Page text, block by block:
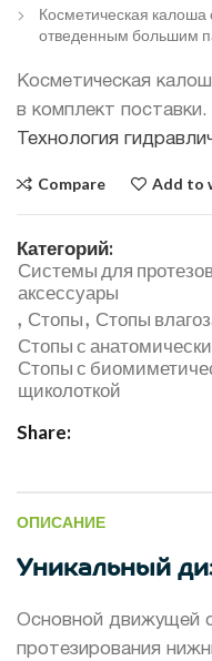
Косметическая
отведенным большим
Косметическая
в комплект поставки.
Технология
Compare Add to
Категорий:
Системы для
аксессуары
, Стопы, Стопы
Стопы с
Стопы с
щиколоткой
Share
ОПИСАНИЕ
Уникальный
Основной движущей
протезирования